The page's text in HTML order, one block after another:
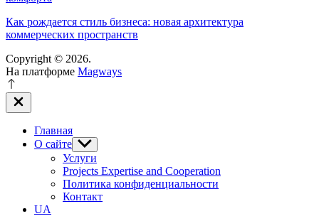
Как рождается стиль бизнеса: новая архитектура
коммерческих пространств
Copyright © 2026.
На платформе Magways
Закрыть
вне
Главная
О сайте Показывать
подменю
Услуги
Projects Expertise and Cooperation
Политика конфиденциальности
Контакт
UA